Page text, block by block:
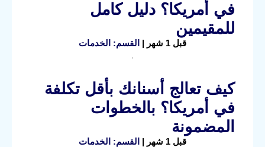
في أمريكا؟ دليل كامل
للمقيمين
قبل 1 شهر | القسم: الخدمات
كيف تعالج أسنانك بأقل تكلفة
في أمريكا؟ بالخطوات
المضمونة
قبل 1 شهر | القسم: الخدمات